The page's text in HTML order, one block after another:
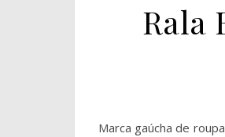
Rala
Marca gaúcha de